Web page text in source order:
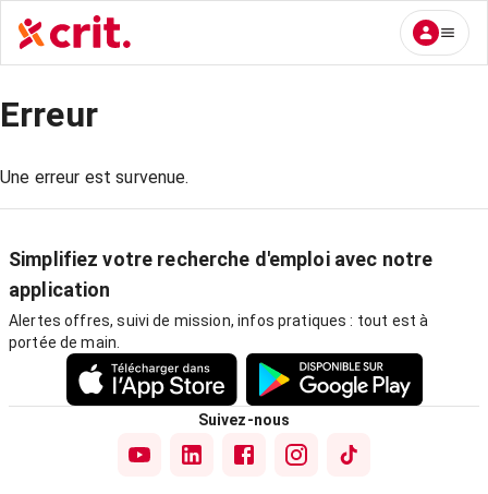
Erreur
Une erreur est survenue.
Simplifiez votre recherche d'emploi avec notre
application
Alertes offres, suivi de mission, infos pratiques : tout est à
portée de main.
Suivez-nous